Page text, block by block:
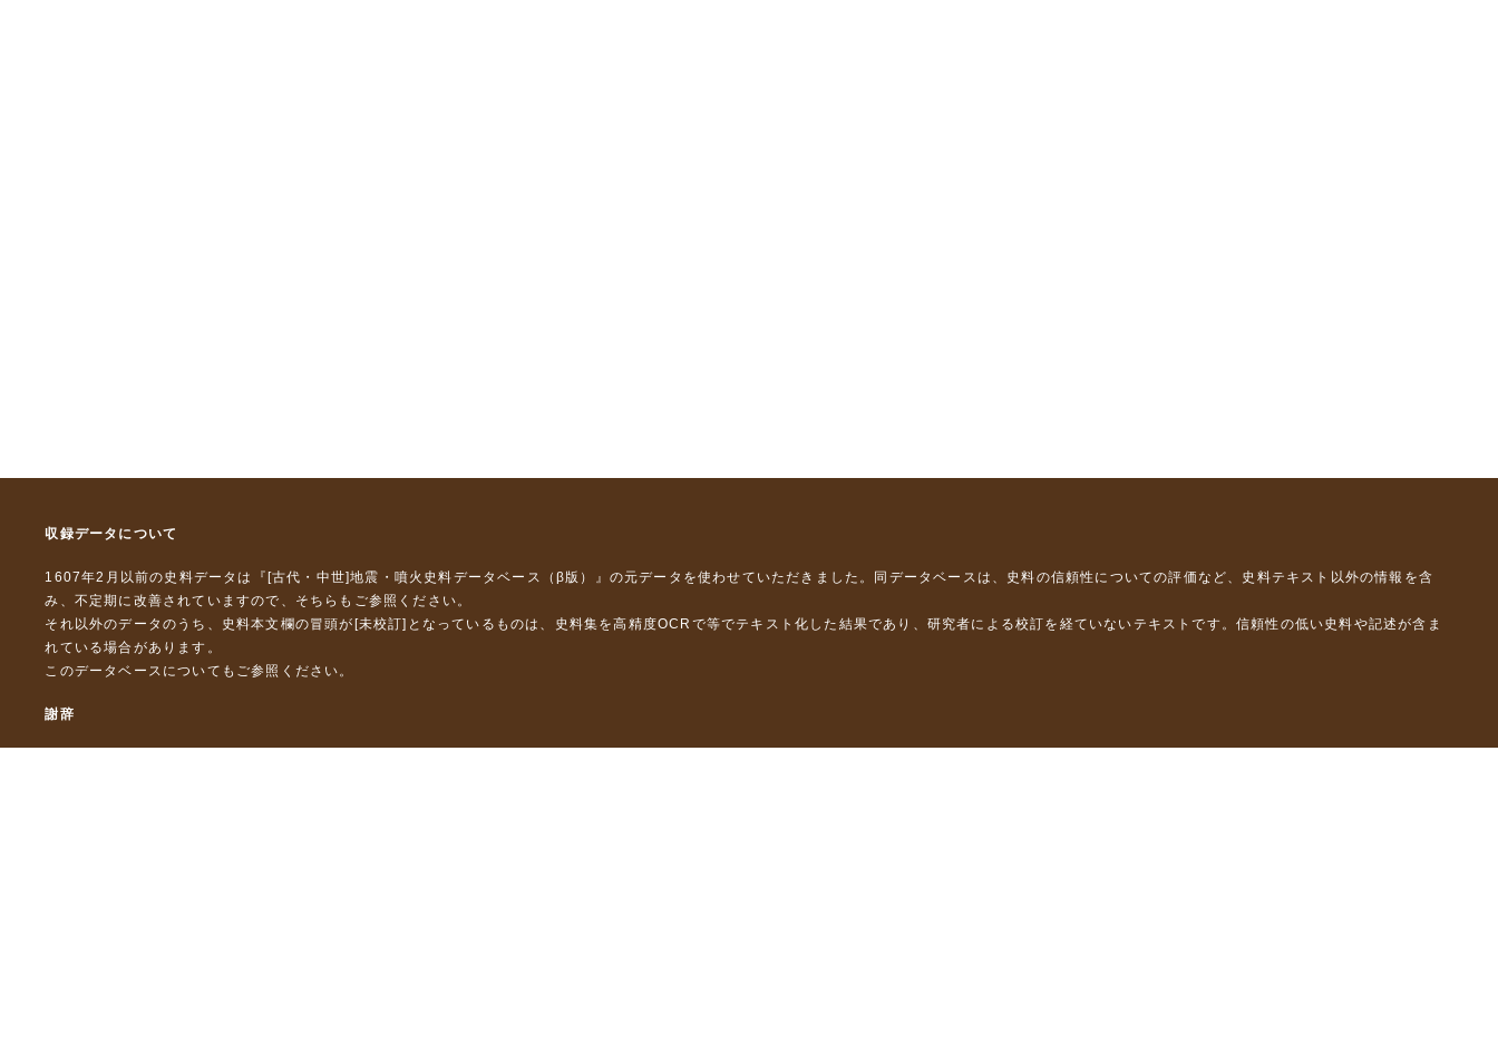
収録データについて
1607年2月以前の史料データは『 [古代・中世]地震・噴火史料データベース（β版）』 の元データを使わせていただきました。同データベースは、史料の信頼性についての評価など、史料テキスト以外の情報を含
み、不定期に改善されていますので、 そちら もご参照ください。
それ以外のデータのうち、史料本文欄の冒頭が[未校訂]となっているものは、史料集を高精度OCRで等でテキスト化した結果であり、研究者による校訂を経ていないテキストです。信頼性の低い史料や記述が含ま
れている場合があります。
このデータベースについて もご参照ください。
謝辞